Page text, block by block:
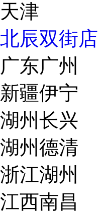
天津
北辰双街店
广东广州
新疆伊宁
湖州长兴
湖州德清
浙江湖州
江西南昌